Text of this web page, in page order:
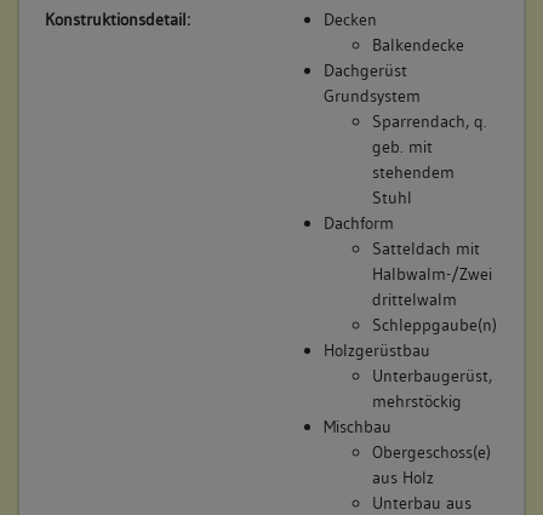
Beruf / Amt / Titel:
Saussele, Caspar
ertauscht von Witwe Haug gegen Entengasse 15
Konstruktionsdetail:
Decken
Balkendecke
Dachgerüst
Grundsystem
Sparrendach, q.
geb. mit
stehendem
Stuhl
Dachform
Satteldach mit
Halbwalm-/Zwei
drittelwalm
Schleppgaube(n)
Holzgerüstbau
Unterbaugerüst,
mehrstöckig
Mischbau
Obergeschoss(e)
aus Holz
Unterbau aus